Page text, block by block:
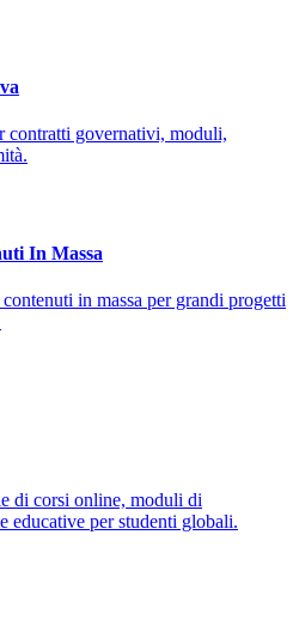
contratti governativi, moduli,
In Massa
in massa per grandi progetti
di corsi online, moduli di
educative per studenti globali.